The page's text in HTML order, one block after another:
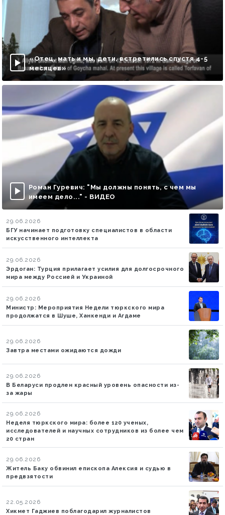
«Отец, мать и мы, дети, встретились спустя 4-5
месяцев»
Роман Гуревич: "Мы должны понять, с чем мы
имеем дело..." - ВИДЕО
29.06.2026
БГУ начинает подготовку специалистов в области
искусственного интеллекта
29.06.2026
Эрдоган: Турция прилагает усилия для долгосрочного
мира между Россией и Украиной
29.06.2026
Министр: Мероприятия Недели тюркского мира
продолжатся в Шуше, Ханкенди и Агдаме
29.06.2026
Завтра местами ожидаются дожди
29.06.2026
В Беларуси продлен красный уровень опасности из-
за жары
29.06.2026
Неделя тюркского мира: более 120 ученых,
исследователей и научных сотрудников из более чем
20 стран
29.06.2026
Житель Баку обвинил епископа Алексия и судью в
предвзятости
22.05.2026
Хикмет Гаджиев поблагодарил журналистов